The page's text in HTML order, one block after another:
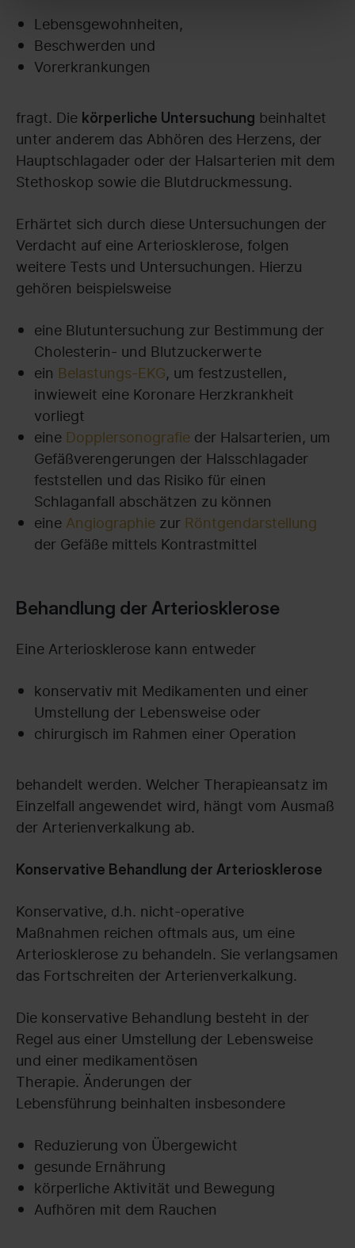
Lebensgewohnheiten,
Beschwerden und
Vorerkrankungen
fragt. Die körperliche Untersuchung beinhaltet
unter anderem das Abhören des Herzens, der
Hauptschlagader oder der Halsarterien mit dem
Stethoskop sowie die Blutdruckmessung.
Erhärtet sich durch diese Untersuchungen der
Verdacht auf eine Arteriosklerose, folgen
weitere Tests und Untersuchungen. Hierzu
gehören beispielsweise
eine Blutuntersuchung zur Bestimmung der
Cholesterin- und Blutzuckerwerte
ein Belastungs-EKG, um festzustellen,
inwieweit eine Koronare Herzkrankheit
vorliegt
eine Dopplersonografie der Halsarterien, um
Gefäßverengerungen der Halsschlagader
feststellen und das Risiko für einen
Schlaganfall abschätzen zu können
eine Angiographie zur Röntgendarstellung
der Gefäße mittels Kontrastmittel
Behandlung der Arteriosklerose
Eine Arteriosklerose kann entweder
konservativ mit Medikamenten und einer
Umstellung der Lebensweise oder
chirurgisch im Rahmen einer Operation
behandelt werden. Welcher Therapieansatz im
Einzelfall angewendet wird, hängt vom Ausmaß
der Arterienverkalkung ab.
Konservative Behandlung der Arteriosklerose
Konservative, d.h. nicht-operative
Maßnahmen reichen oftmals aus, um eine
Arteriosklerose zu behandeln. Sie verlangsamen
das Fortschreiten der Arterienverkalkung.
Die konservative Behandlung besteht in der
Regel aus einer Umstellung der Lebensweise
und einer medikamentösen
Therapie. Änderungen der
Lebensführung beinhalten insbesondere
Reduzierung von Übergewicht
gesunde Ernährung
körperliche Aktivität und Bewegung
Aufhören mit dem Rauchen